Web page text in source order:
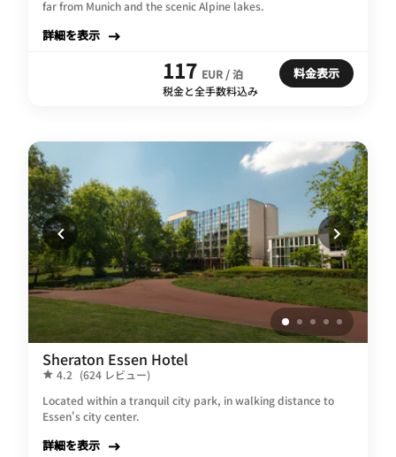
far from Munich and the scenic Alpine lakes.
詳細を表示
117 EUR / 泊
税金と全手数料込み
料金表示
Sheraton Essen Hotel
4.2 (624 レビュー)
Located within a tranquil city park, in walking distance to
Essen's city center.
詳細を表示